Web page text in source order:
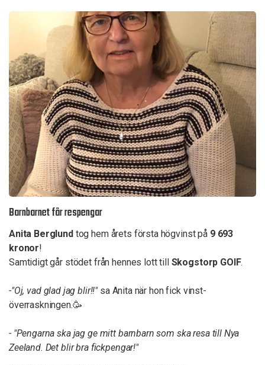
Barnbarnet får respengar
Anita Berglundtog hem årets första högvinst på 9 693
kronor!
Samtidigt går stödet från hennes lott till Skogstorp GOIF.
-"Oj, vad glad jag blir!!"sa Anita när hon fick vinst-
överraskningen.🥳
- "Pengarna ska jag ge mitt barnbarn som ska resa till Nya
Zeeland. Det blir bra fickpengar!"